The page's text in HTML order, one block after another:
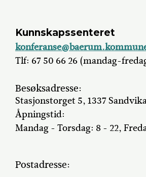
Kunnskapssenteret
Tlf: 67 50 66 26 (mandag-
Besøksadresse:
Stasjonstorget 5, 1337
Åpningstid:
Mandag - Torsdag: 8 - 22,
Postadresse: